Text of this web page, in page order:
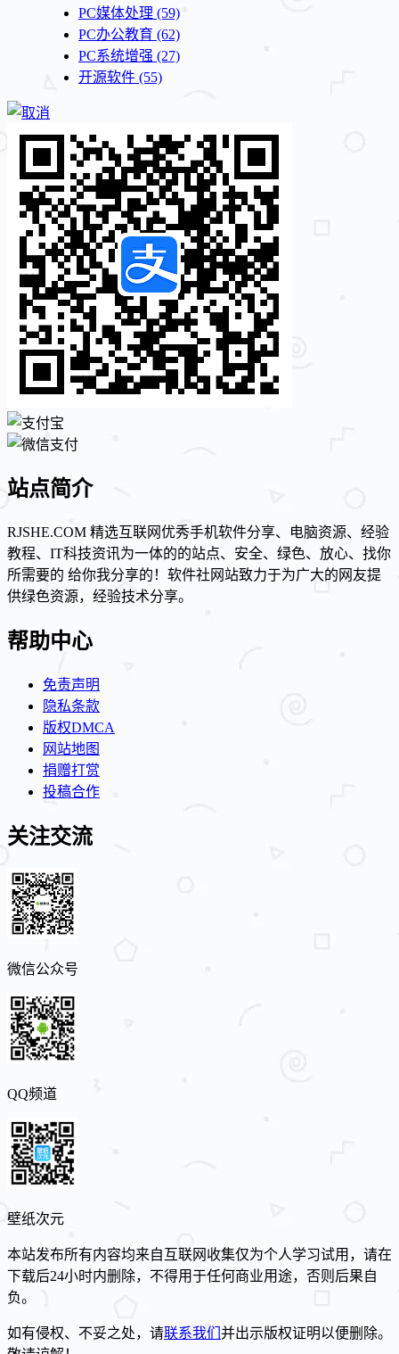
PC媒体处理 (59)
PC办公教育 (62)
PC系统增强 (27)
开源软件 (55)
站点简介
RJSHE.COM 精选互联网优秀手机软件分享、电脑资源、经验
教程、IT科技资讯为一体的的站点、安全、绿色、放心、找你
所需要的 给你我分享的！软件社网站致力于为广大的网友提
供绿色资源，经验技术分享。
帮助中心
免责声明
隐私条款
版权DMCA
网站地图
捐赠打赏
投稿合作
关注交流
微信公众号
QQ频道
壁纸次元
本站发布所有内容均来自互联网收集仅为个人学习试用，请在
下载后24小时内删除，不得用于任何商业用途，否则后果自
负。
如有侵权、不妥之处，请联系我们 并出示版权证明以便删除。